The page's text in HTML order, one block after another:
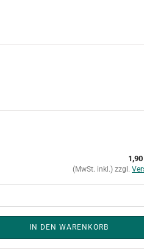
(MwSt. inkl.) zzgl.
IN DEN WARENKORB